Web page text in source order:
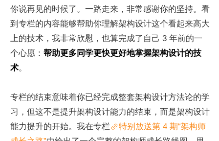
你说再见的时候了。一路走来，非常感谢你的坚持。看
到专栏的内容能够帮助你理解架构设计这个看起来高大
上的技术，我非常欣慰，也算完成了自己 3 年前的一
个心愿： 帮助更多同学更快更好地掌握架构设计的技
术。
专栏的结束意味着你已经完成整套架构设计方法论的学
习，但这不是提升架构设计能力的结束，而是架构设计
能力提升的开始。我在专栏
特别放送第 4 期“架构师